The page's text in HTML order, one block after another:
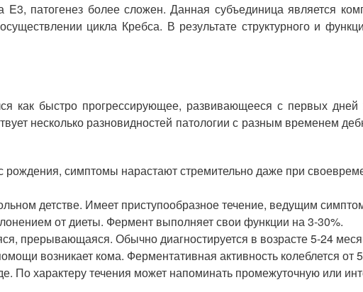
патогенез более сложен. Данная субъединица является
цикла Кребса. В результате структурного и
как быстро прогрессирующее, развивающееся с первых
несколько разновидностей патологии с разным временем
симптомы нарастают стремительно даже при
детстве. Имеет приступообразное течение, ведущим
от диеты. Фермент выполняет свои функции на 3-30%.
прерывающаяся. Обычно диагностируется в возрасте 5-24
возникает кома. Ферментативная активность колеблется от
По характеру течения может напоминать промежуточную или